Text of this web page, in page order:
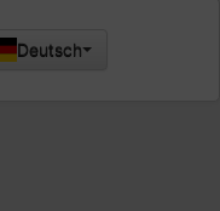
Deutsch